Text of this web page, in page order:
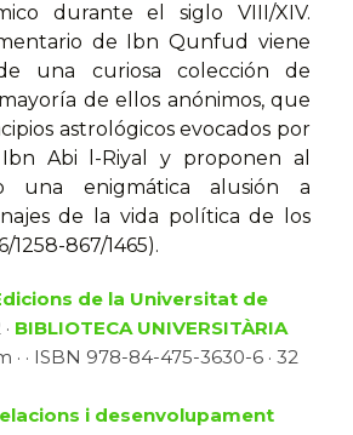
durante el siglo VIII/XIV.
de Ibn Qunfud viene
una curiosa colección de
de ellos anónimos, que
astrológicos evocados por
Abi l-Riyal y proponen al
una enigmática alusión a
de la vida política de los
1258-867/1465).
de la Universitat de
BIBLIOTECA UNIVERSITÀRIA
· · ISBN 978-84-475-3630-6 · 32
i desenvolupament